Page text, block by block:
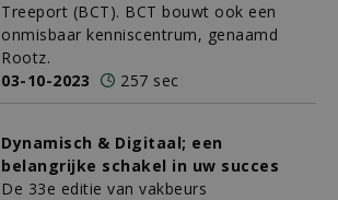
Treeport (BCT). BCT bouwt ook een
onmisbaar kenniscentrum, genaamd
Rootz.
03-10-2023
257 sec
Dynamisch & Digitaal; een
belangrijke schakel in uw succes
De 33e editie van vakbeurs